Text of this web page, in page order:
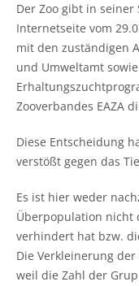
Der Zoo gibt in
Internetseite vom
mit den zuständigen
und Umweltamt
Zooverbandes EAZA
Diese Entscheidung
verstößt gegen das
Es ist hier weder
Überpopulation nicht
verhindert hat bzw.
Die Verkleinerung
weil die Zahl der